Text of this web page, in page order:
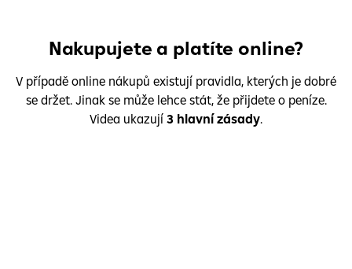
Nakupujete a platíte online?
V případě online nákupů existují pravidla, kterých je dobré
se držet. Jinak se může lehce stát, že přijdete o peníze.
Videa ukazují 3 hlavní zásady.